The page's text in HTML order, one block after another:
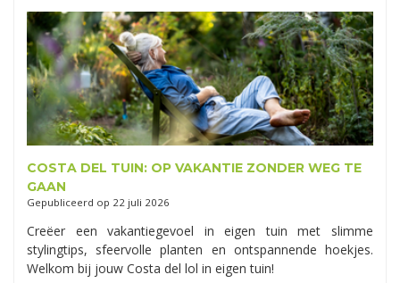
COSTA DEL TUIN: OP VAKANTIE ZONDER WEG TE
GAAN
Gepubliceerd op 22 juli 2026
Creëer een vakantiegevoel in eigen tuin met slimme
stylingtips, sfeervolle planten en ontspannende hoekjes.
Welkom bij jouw Costa del lol in eigen tuin!